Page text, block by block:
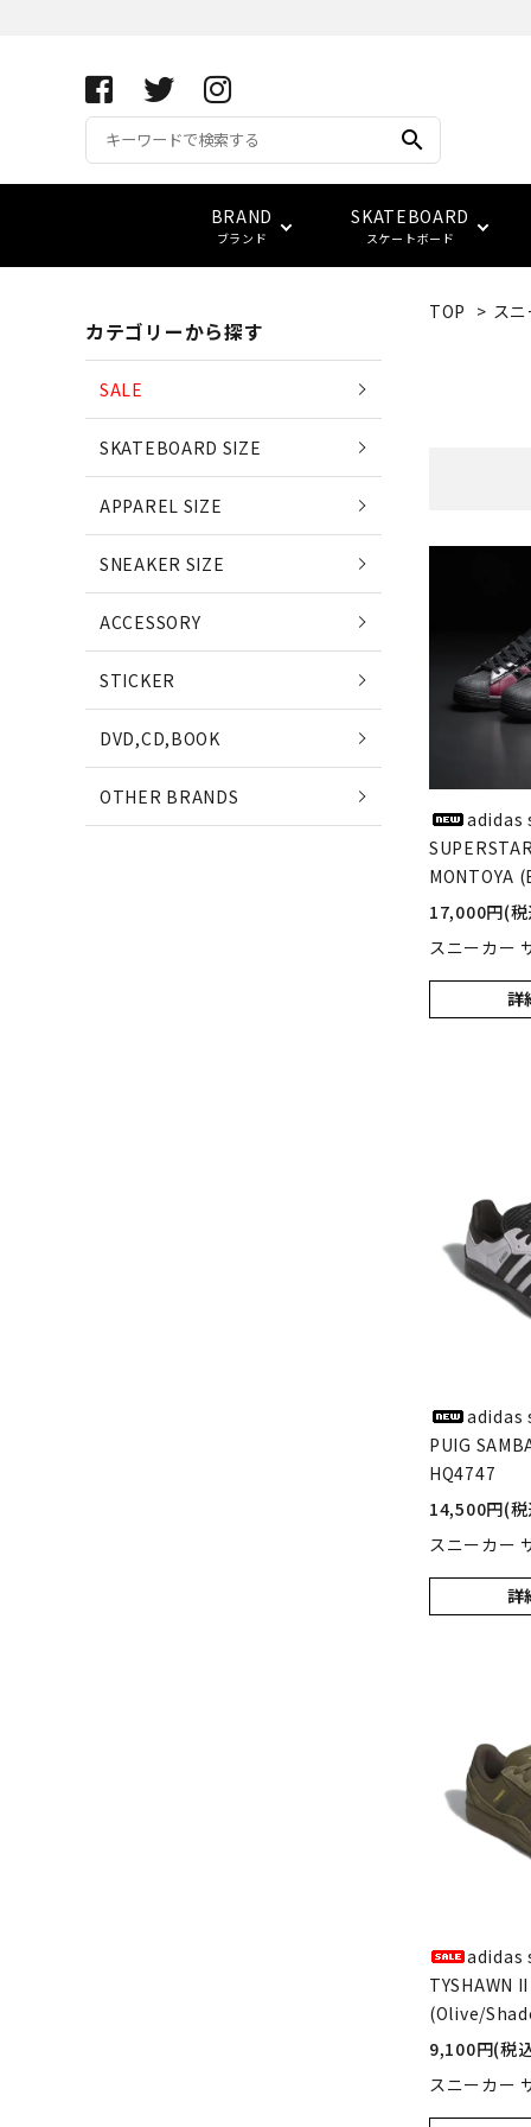
search
BRAND
ブランド
APRIL SKATEBOARDS
EDGLRD
(エッジ・ロード)
(クウォータースナックス)
(エ
SLD SKATEBOARDS
(エスエルディー)
(ニ
SKATEBOARD
スケートボード
コンプリート(完成品)
ベアリング
アパレル サイズ別一覧
スウェット
サイズ検索
vans
キーホルダー
ベルト
FUCKING AWESOME
TOP > ス
adidas
MONTOYA
17,000円(
スニーカー
詳
adidas
PUIG
HQ4747
14,500円(
スニーカー
詳
adidas
TYSHAWN
(Olive/
9,100円(税
スニーカー
カテゴリーから探す
SALE
SKATEBOARD SIZE
APPAREL SIZE
SNEAKER SIZE
ACCESSORY
STICKER
DVD,CD,BOOK
OTHER BRANDS